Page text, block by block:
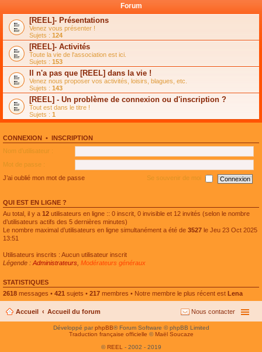
s
s
a
g
e
n
o
n
l
u
l
e
p
l
u
s
é
c
e
n
t
l
e
m
e
s
s
a
g
e
n
o
n
l
u
l
e
l
u
s
é
e
l
t
e
r
l
e
m
e
s
s
a
g
e
n
o
n
u
l
e
l
s
e
n
t
Forum
[REEL]- Présentations
Venez vous présenter !
Sujets : 124
[REEL]- Activités
Toute la vie de l'association est ici.
Sujets : 153
Il n'a pas que [REEL] dans la vie !
Venez nous proposer vos activités, loisirs, blagues, etc.
Sujets : 143
[REEL] - Un problème de connexion ou d'inscription ?
Tout est dans le titre !
Sujets : 1
CONNEXION • INSCRIPTION
Nom d’utilisateur :
Mot de passe :
J’ai oublié mon mot de passe
Se souvenir de moi
QUI EST EN LIGNE ?
Au total, il y a 12 utilisateurs en ligne :: 0 inscrit, 0 invisible et 12 invités (selon le nombre
d’utilisateurs actifs des 5 dernières minutes)
Le nombre maximal d’utilisateurs en ligne simultanément a été de 3527 le Jeu 23 Oct 2025
13:51
Utilisateurs inscrits : Aucun utilisateur inscrit
Légende : Administrateurs Modérateurs généraux
STATISTIQUES
2618 messages • 421 sujets • 217 membres • Notre membre le plus récent est Lena
Accueil Accueil du forum Nous contacter
Développé parphpBB® Forum Software © phpBB Limited
Traduction française officielle © Maël Soucaze
© REEL - 2002 - 2019